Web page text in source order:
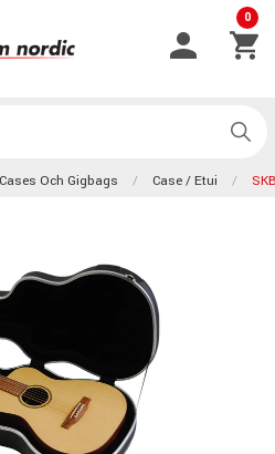
0
Cases Och Gigbags Case / Etui